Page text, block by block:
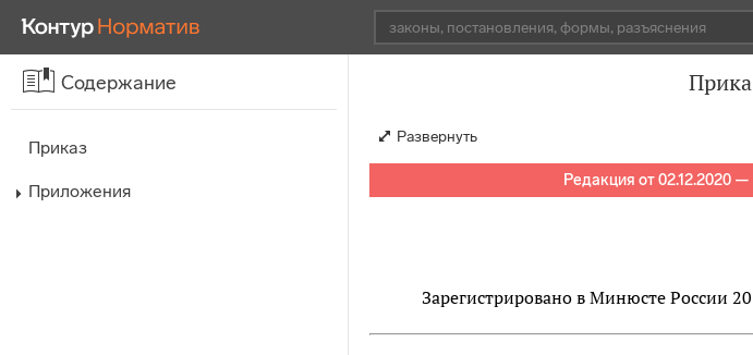
Содержание
Приказ
Приложения
Развернуть
Редакция от 02.12.2020
Зарегистрировано в Минюсте России